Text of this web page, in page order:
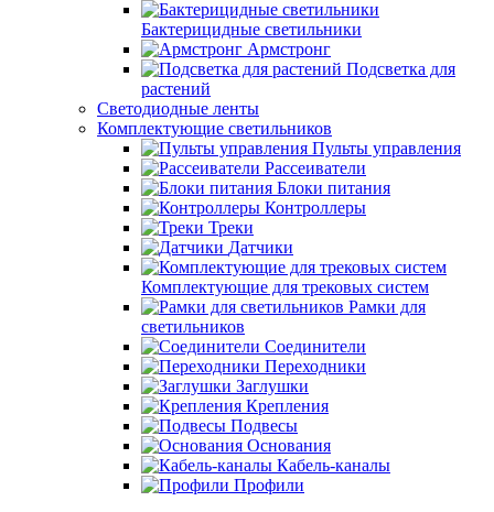
Бактерицидные светильники
Армстронг
Подсветка для
растений
Светодиодные ленты
Комплектующие светильников
Пульты управления
Рассеиватели
Блоки питания
Контроллеры
Треки
Датчики
Комплектующие для трековых систем
Рамки для
светильников
Соединители
Переходники
Заглушки
Крепления
Подвесы
Основания
Кабель-каналы
Профили